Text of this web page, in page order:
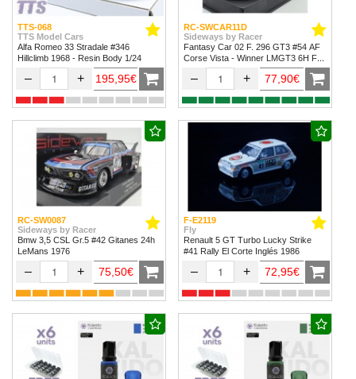
TTS-068
TTS Model Cars
Alfa Romeo 33 Stradale #346
Hillclimb 1968 - Resin Body 1/24
– + 195,95€
RC-SWCAR11D
Sideways by Racer
Fantasy Car 02 F. 296 GT3 #54 AF
Corse Vista - Winner LMGT3 6H Fuji
– + 77,90€
RC-SW0087
Sideways by Racer
Bmw 3,5 CSL Gr.5 #42 Gitanes 24h
LeMans 1976
– + 75,50€
F-E2119
Fly
Renault 5 GT Turbo Lucky Strike
#41 Rally El Corte Inglés 1986
– + 72,95€